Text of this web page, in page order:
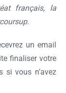
français, la
un email
finaliser votre
si vous n’avez